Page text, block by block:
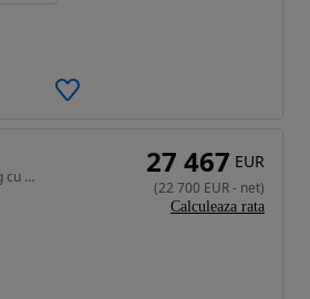
1969 cm3 • 401 CP • Garantie 24luni posibilitate leasing cu marja fixa de 1.99% 27 467 EUR
(22 700 EUR- net)
Calculeaza rata